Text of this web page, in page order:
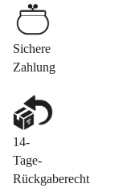
Sichere
Zahlung
14-
Tage-
Rückgaberecht